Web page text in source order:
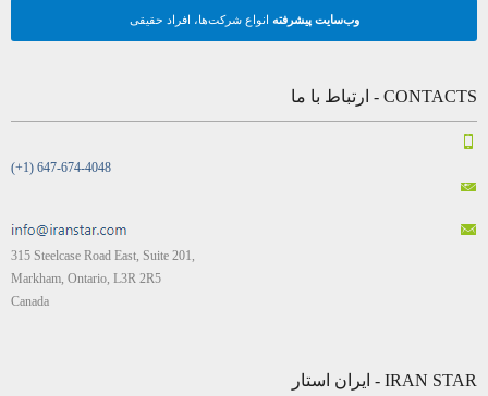
وب‌سایت پیشرفته انواع شرکت‌ها، افراد حقیقی
CONTACTS - ارتباط با ما
(+1) 647-674-4048
315 Steelcase Road East, Suite 201,
Markham, Ontario, L3R 2R5
Canada
IRAN STAR - ایران استار